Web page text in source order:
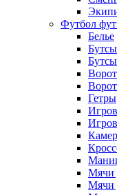
Футбол
Белье
Бутсы
Гетры
Мячи
Мячи